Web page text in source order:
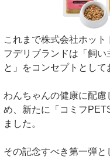
これまで株式会社ホット
フデリブランドは「飼い
と」をコンセプトとして
わんちゃんの健康に配
め、新たに「コミフ
ました。
その記念すべき第一弾